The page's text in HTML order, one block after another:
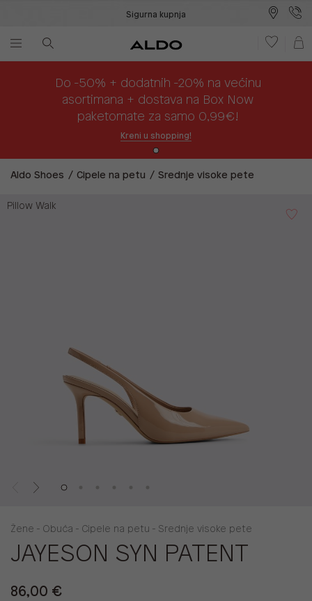
Sigurna kupnja
Do -50% + dodatnih -20% na većinu
asortimana + dostava na Box Now
paketomate za samo 0,99€!
Kreni u shopping!
Aldo Shoes Cipele na petu Srednje visoke pete
Pillow Walk
Žene - Obuća - Cipele na petu - Srednje visoke pete
JAYESON SYN PATENT
86,00 €